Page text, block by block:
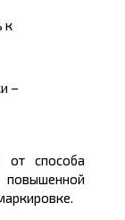
к
–
от способа
повышенной